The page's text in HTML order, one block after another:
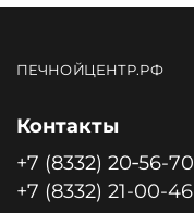
ПЕЧНОЙЦЕНТР.РФ
Контакты
+7 (8332) 20‑56-70
+7 (8332) 21-00-46